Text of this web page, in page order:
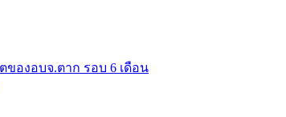
องอบจ.ตาก รอบ 6 เดือน